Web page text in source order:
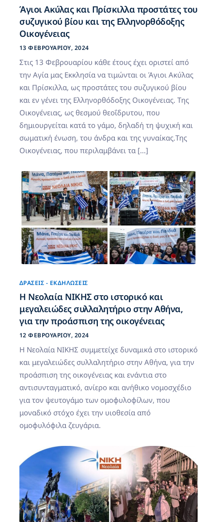
Άγιοι Ακύλας και Πρίσκιλλα προστάτες του
συζυγικού βίου και της Ελληνορθόδοξης
Οικογένειας
13 ΦΕΒΡΟΥΑΡΊΟΥ, 2024
Στις 13 Φεβρουαρίου κάθε έτους έχει οριστεί από
την Αγία μας Εκκλησία να τιμώνται οι Άγιοι Ακύλας
και Πρίσκιλλα, ως προστάτες του συζυγικού βίου
και εν γένει της Ελληνορθόδοξης Οικογένειας. Της
Οικογένειας, ως θεσμού θεοΐδρυτου, που
δημιουργείται κατά το γάμο, δηλαδή τη ψυχική και
σωματική ένωση, του άνδρα και της γυναίκας.Της
Οικογένειας, που περιλαμβάνει τα […]
ΔΡΆΣΕΙΣ - ΕΚΔΗΛΏΣΕΙΣ
Η Νεολαία ΝΙΚΗΣ στο ιστορικό και
μεγαλειώδες συλλαλητήριο στην Αθήνα,
για την προάσπιση της οικογένειας
12 ΦΕΒΡΟΥΑΡΊΟΥ, 2024
Η Νεολαία ΝΙΚΗΣ συμμετείχε δυναμικά στο ιστορικό
και μεγαλειώδες συλλαλητήριο στην Αθήνα, για την
προάσπιση της οικογένειας και ενάντια στο
αντισυνταγματικό, ανίερο και ανήθικο νομοσχέδιο
για τον ψευτογάμο των ομοφυλοφίλων, που
μοναδικό στόχο έχει την υιοθεσία από
ομοφυλόφιλα ζευγάρια.